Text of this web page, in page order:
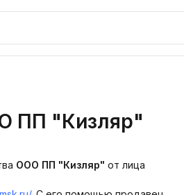
ПП "Кизляр"
ООО ПП "Кизляр" от лица